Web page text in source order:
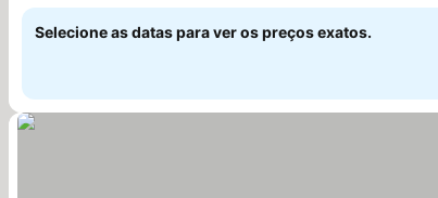
Selecione as datas para ver os preços exatos.